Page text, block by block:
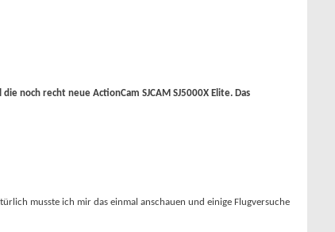
noch recht neue ActionCam SJCAM SJ5000X Elite. Das
musste ich mir das einmal anschauen und einige Flugversuche